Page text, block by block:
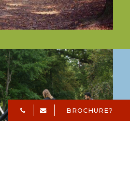
BROCHURE?
kan de alertheid en energie
Een korte wandeling
al wonderen.